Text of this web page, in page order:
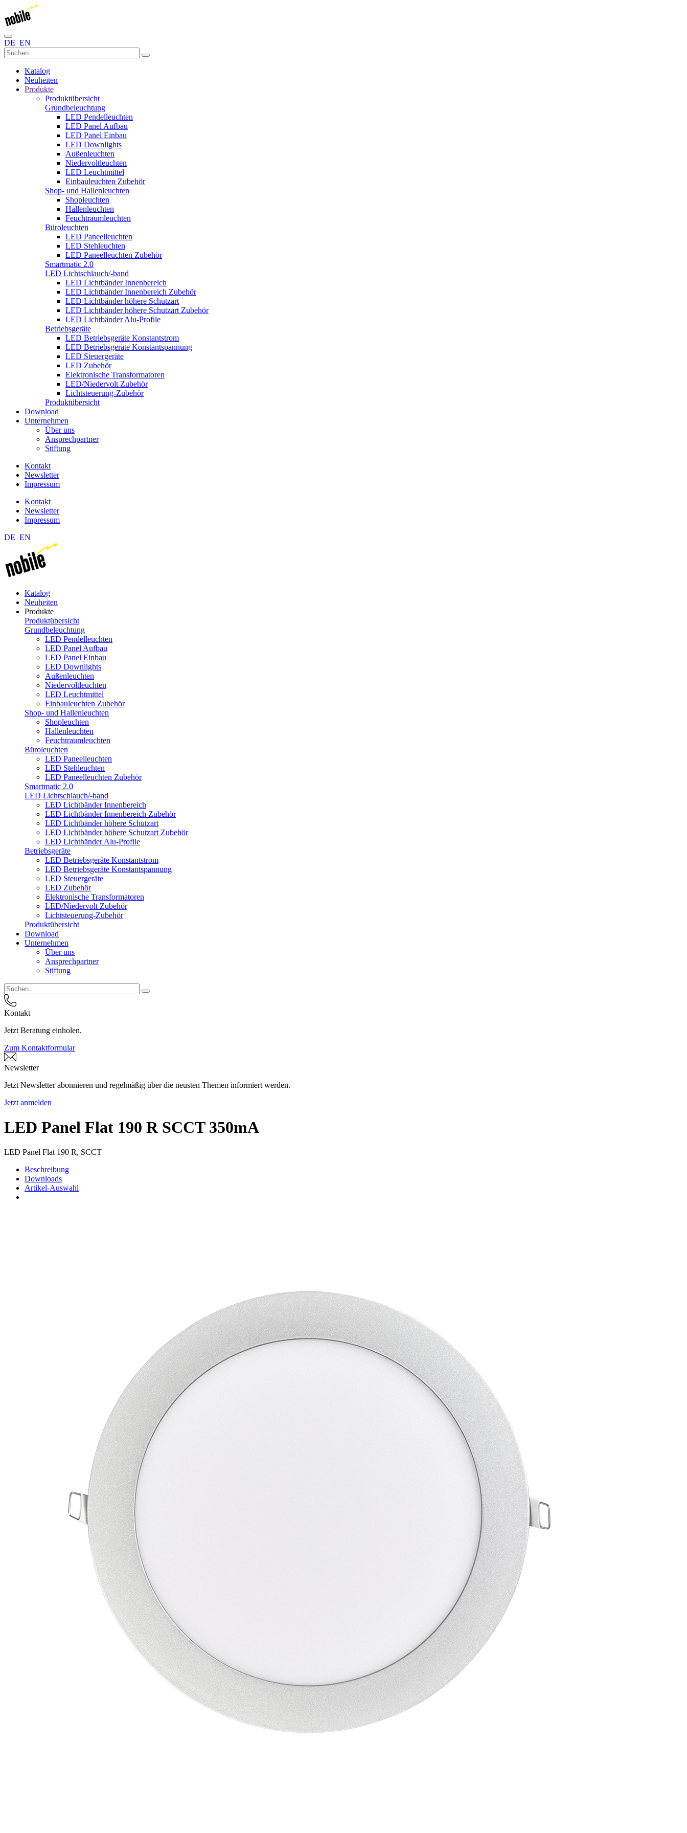
DE EN
Katalog
Neuheiten
Produkte
Produktübersicht
Grundbeleuchtung
LED Pendelleuchten
LED Panel Aufbau
LED Panel Einbau
LED Downlights
Außenleuchten
Niedervoltleuchten
LED Leuchtmittel
Einbauleuchten Zubehör
Shop- und Hallenleuchten
Shopleuchten
Hallenleuchten
Feuchtraumleuchten
Büroleuchten
LED Paneelleuchten
LED Stehleuchten
LED Paneelleuchten Zubehör
Smartmatic 2.0
LED Lichtschlauch/-band
LED Lichtbänder Innenbereich
LED Lichtbänder Innenbereich Zubehör
LED Lichtbänder höhere Schutzart
LED Lichtbänder höhere Schutzart Zubehör
LED Lichtbänder Alu-Profile
Betriebsgeräte
LED Betriebsgeräte Konstantstrom
LED Betriebsgeräte Konstantspannung
LED Steuergeräte
LED Zubehör
Elektronische Transformatoren
LED/Niedervolt Zubehör
Lichtsteuerung-Zubehör
Produktübersicht
Download
Unternehmen
Über uns
Ansprechpartner
Stiftung
Kontakt
Newsletter
Impressum
Kontakt
Newsletter
Impressum
DE EN
Katalog
Neuheiten
Produkte
Produktübersicht
Grundbeleuchtung
LED Pendelleuchten
LED Panel Aufbau
LED Panel Einbau
LED Downlights
Außenleuchten
Niedervoltleuchten
LED Leuchtmittel
Einbauleuchten Zubehör
Shop- und Hallenleuchten
Shopleuchten
Hallenleuchten
Feuchtraumleuchten
Büroleuchten
LED Paneelleuchten
LED Stehleuchten
LED Paneelleuchten Zubehör
Smartmatic 2.0
LED Lichtschlauch/-band
LED Lichtbänder Innenbereich
LED Lichtbänder Innenbereich Zubehör
LED Lichtbänder höhere Schutzart
LED Lichtbänder höhere Schutzart Zubehör
LED Lichtbänder Alu-Profile
Betriebsgeräte
LED Betriebsgeräte Konstantstrom
LED Betriebsgeräte Konstantspannung
LED Steuergeräte
LED Zubehör
Elektronische Transformatoren
LED/Niedervolt Zubehör
Lichtsteuerung-Zubehör
Produktübersicht
Download
Unternehmen
Über uns
Ansprechpartner
Stiftung
Kontakt
Jetzt Beratung einholen.
Zum Kontaktformular
Newsletter
Jetzt Newsletter abonnieren und regelmäßig über die neusten Themen informiert werden.
Jetzt anmelden
LED Panel Flat 190 R SCCT 350mA
LED Panel Flat 190 R, SCCT
Beschreibung
Downloads
Artikel-Auswahl